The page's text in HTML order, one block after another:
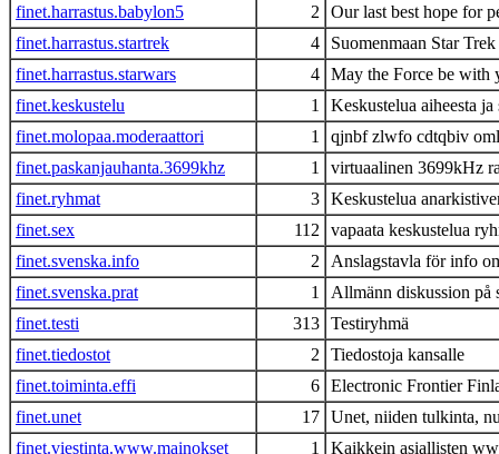
finet.harrastus.babylon5
2
Our last best hope for
finet.harrastus.startrek
4
Suomenmaan Star
finet.harrastus.starwars
4 May the Force be with
finet.keskustelu
1
Keskustelua aiheesta ja
finet.molopaa.moderaattori
1
qjnbf zlwfo cdtqbiv
finet.paskanjauhanta.3699khz
1
virtuaalinen 3699kHz
finet.ryhmat
3 Keskustelua
finet.sex
112
vapaata keskustelua
finet.svenska.info
2
Anslagstavla för info
finet.svenska.prat
1
Allmänn diskussion på
finet.testi
313 Testiryhmä
finet.tiedostot
2
Tiedostoja kansalle
finet.toiminta.effi
6 Electronic Frontier
finet.unet
17 Unet, niiden tulkinta,
finet.viestinta.www.mainokset
1 Kaikkein asiallisten